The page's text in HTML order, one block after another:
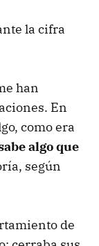
la cifra
han
En
como era
algo que
según
de